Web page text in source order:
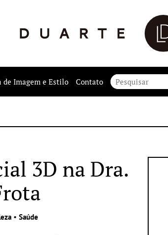
Imagem e Estilo Contato
3D na Dra.
• Saúde